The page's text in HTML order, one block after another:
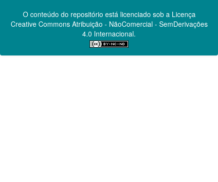
O conteúdo do repositório está licenciado sob a Licença
Creative CommonsAtribuição - NãoComercial - SemDerivações
4.0 Internacional.